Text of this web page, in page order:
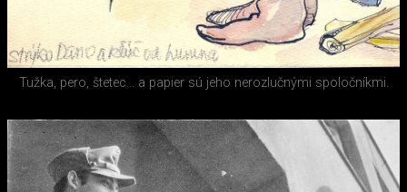
Tužka, pero, štetec... a papier sú jeho nerozlučnými spoločníkmi.